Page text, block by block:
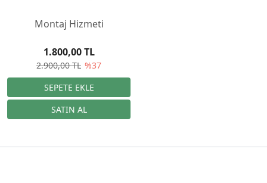
Montaj Hizmeti
2.900,00 TL %37
1.800,00 TL